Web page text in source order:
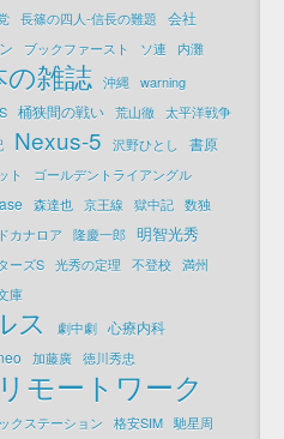
長篠の四人-信長の難題
会社
ブックファースト ソ連
内灘
の雑誌 沖縄 warning
桶狭間の戦い 荒山徹 太平洋戦争
Nexus-5 沢野ひとし 書原
ト ゴールデントライアングル
森達也 京王線 獄中記 数独
カナロア 隆慶一郎 明智光秀
ーズS 光秀の定理 不登校 満州
庫
ス 劇中劇 心療内科
加藤廣 徳川秀忠
リモートワーク
クステーション 格安SIM 馳星周